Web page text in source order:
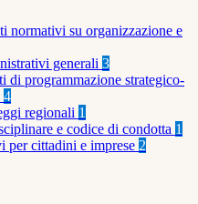
normativi su organizzazione e
generali 3
di programmazione strategico-
4
regionali 1
e codice di condotta 1
per cittadini e imprese 2